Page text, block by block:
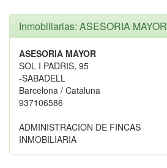
Inmobiliarias: ASESORIA MAYOR
ASESORIA MAYOR
SOL I PADRIS, 95
-SABADELL
Barcelona / Cataluna
937106586
ADMINISTRACION DE FINCAS
INMOBILIARIA